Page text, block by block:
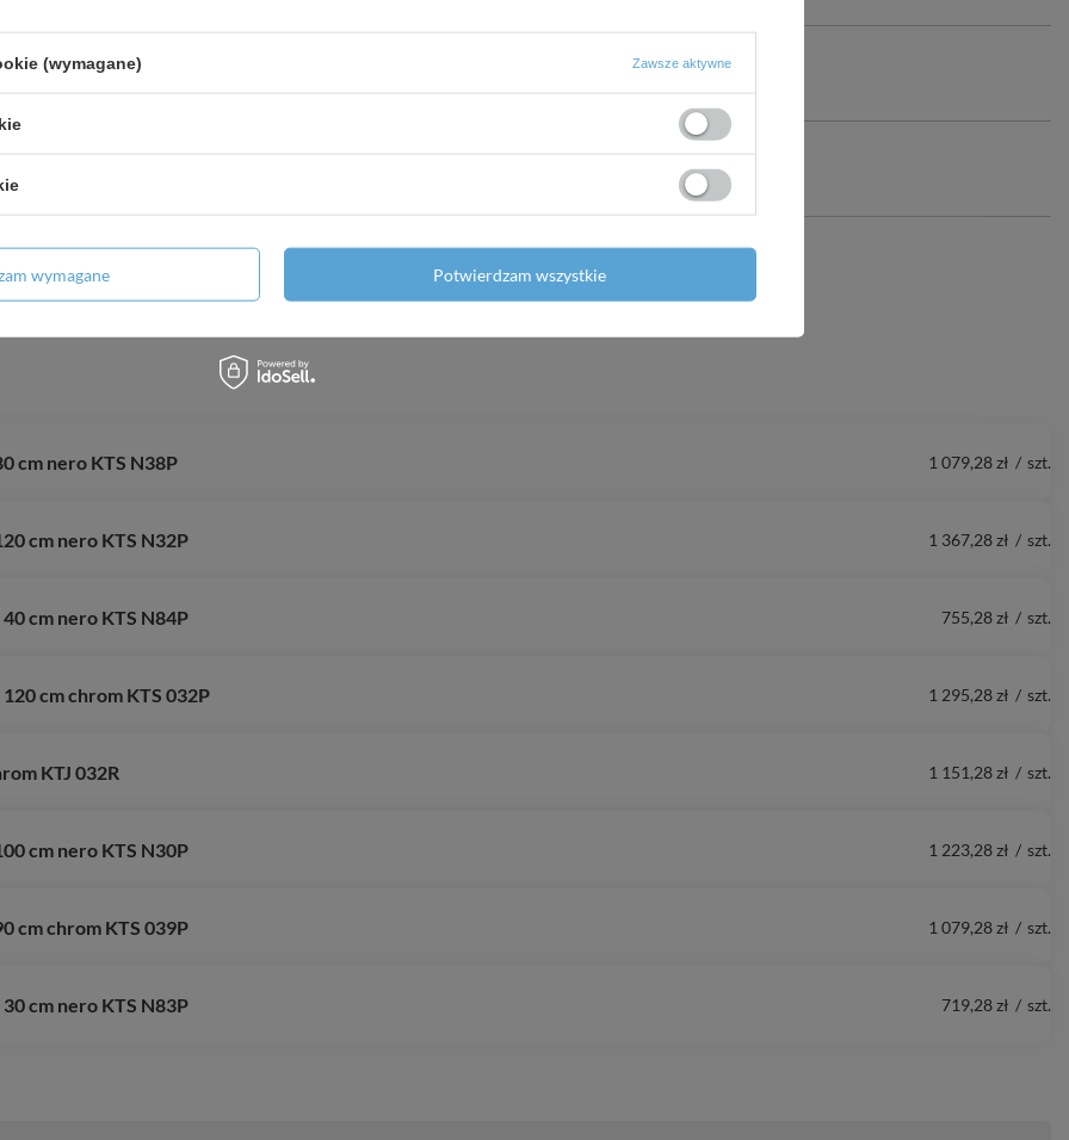
Szkło transparentne TOTAL WHITE
cm nero KTS N38P 1 079,28 zł / szt.
cm nero KTS N32P 1 367,28 zł / szt.
cm nero KTS N84P 755,28 zł / szt.
cm chrom KTS 032P 1 295,28 zł / szt.
KTJ 032R 1 151,28 zł / szt.
cm nero KTS N30P 1 223,28 zł / szt.
cm chrom KTS 039P 1 079,28 zł / szt.
cm nero KTS N83P 719,28 zł / szt.
(wymagane) Zawsze aktywne
wymagane Potwierdzam wszystkie